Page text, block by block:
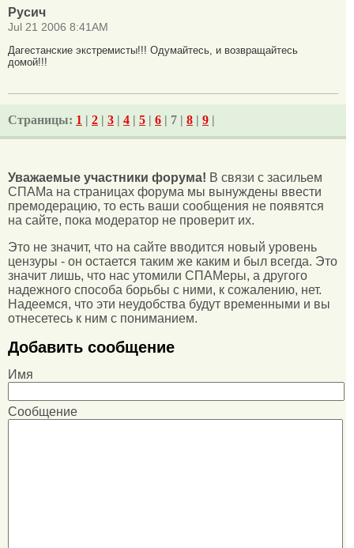
Русич
Jul 21 2006 8:41AM
Дагестанские экстремисты!!! Одумайтесь, и возвращайтесь
домой!!!
Страницы: 1 | 2 | 3 | 4 | 5 | 6 | 7 | 8 | 9 |
Уважаемые участники форума! В связи с засильем
СПАМа на страницах форума мы вынуждены ввести
премодерацию, то есть ваши сообщения не появятся
на сайте, пока модератор не проверит их.
Это не значит, что на сайте вводится новый уровень
цензуры - он остается таким же каким и был всегда. Это
значит лишь, что нас утомили СПАМеры, а другого
надежного способа борьбы с ними, к сожалению, нет.
Надеемся, что эти неудобства будут временными и вы
отнесетесь к ним с пониманием.
Добавить сообщение
Имя
Сообщение